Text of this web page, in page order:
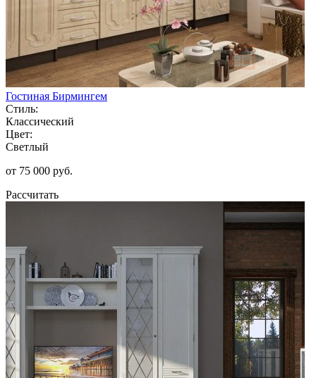
Гостиная Бирмингем
Стиль:
Классический
Цвет:
Светлый
от 75 000 руб.
Рассчитать